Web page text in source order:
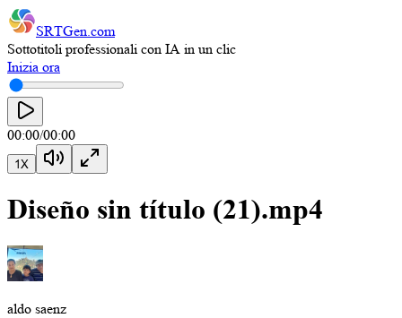
SRTGen.com
Sottotitoli professionali con IA in un clic
Inizia ora
00:00/00:00
1X
Diseño sin título (21).mp4
aldo saenz